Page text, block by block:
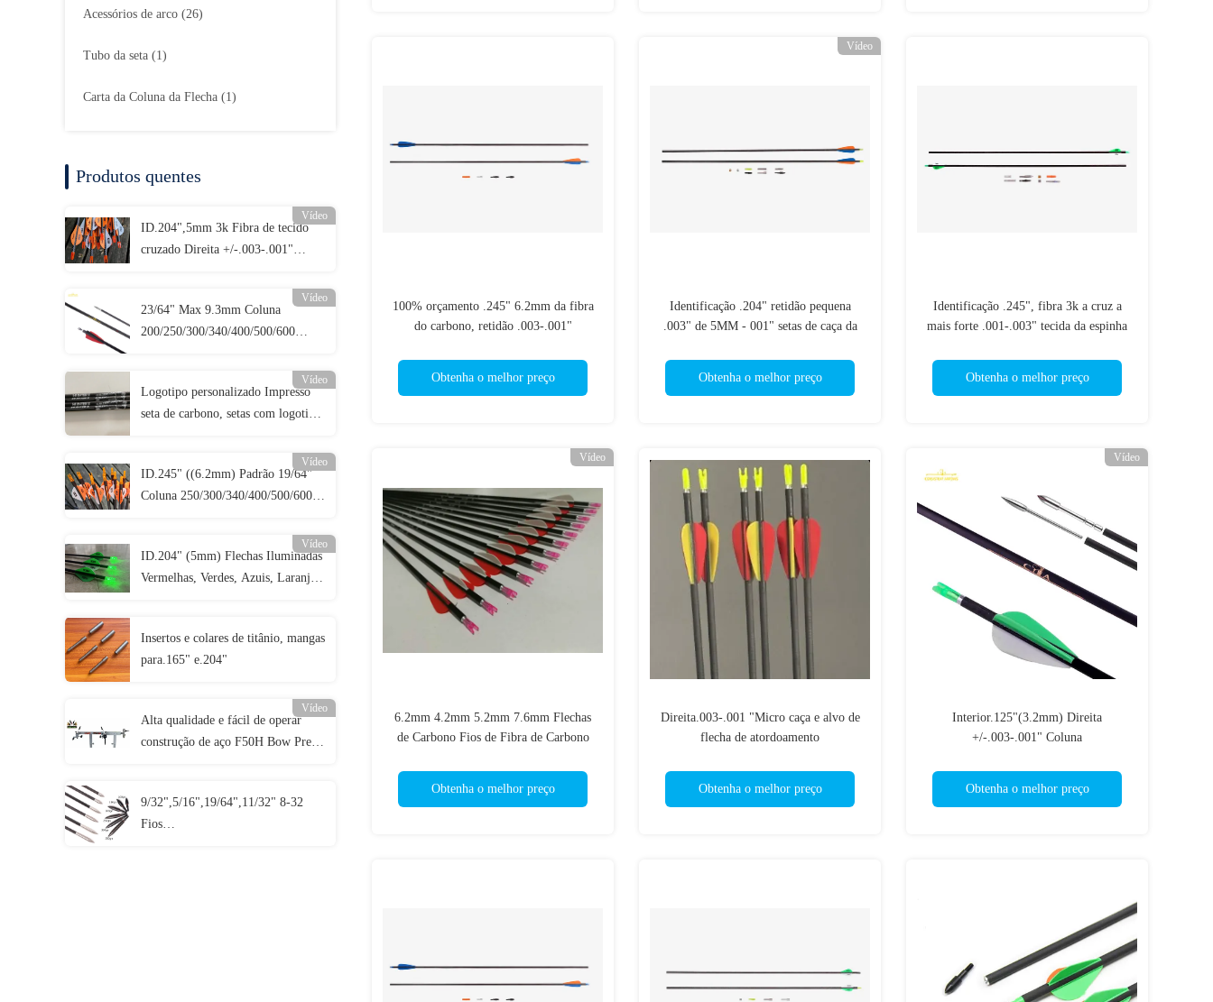
Acessórios de arco (26)
Tubo da seta (1)
Carta da Coluna da Flecha (1)
Produtos quentes
Vídeo
ID.204",5mm 3k Fibra de tecido
cruzado Direita +/-.003-.001"
Vídeo
23/64" Max 9.3mm Coluna
200/250/300/340/400/500/600
Vídeo
Logotipo personalizado Impresso
seta de carbono, setas com logotipo
de alvo, parafusos de crossbow Vídeo
ID.245" ((6.2mm) Padrão 19/64"
Coluna 250/300/340/400/500/600
Vídeo
ID.204" (5mm) Flechas Iluminadas
Vermelhas, Verdes, Azuis, Laranjas,
Insertos e colares de titânio, mangas
para.165" e.204"
Vídeo
Alta qualidade e fácil de operar
construção de aço F50H Bow Press
9/32",5/16",19/64",11/32" 8-32
Fios
100% orçamento .245" 6.2mm da fibra
do carbono, retidão .003-.001"
Obtenha o melhor preço
Vídeo
Identificação .204" retidão pequena
.003" de 5MM - 001" setas de caça da
Obtenha o melhor preço
Identificação .245", fibra 3k a cruz a
mais forte .001-.003" tecida da espinha
Obtenha o melhor preço
Vídeo
6.2mm 4.2mm 5.2mm 7.6mm Flechas
de Carbono Fios de Fibra de Carbono
Obtenha o melhor preço
Direita.003-.001 "Micro caça e alvo de
flecha de atordoamento
Obtenha o melhor preço
Vídeo
Interior.125"(3.2mm) Direita
+/-.003-.001" Coluna
Diâmetro menor Alvo Pinnacle Arrow
Obtenha o melhor preço